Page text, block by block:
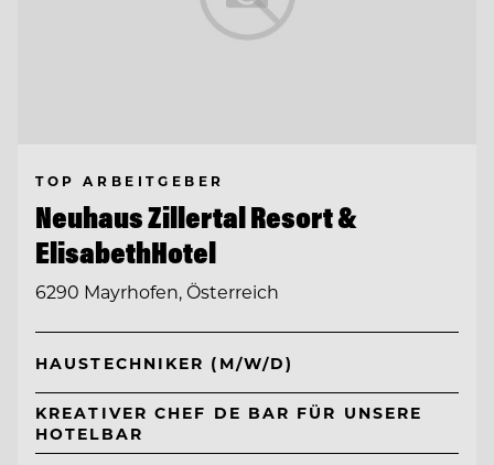
TOP ARBEITGEBER
Neuhaus Zillertal Resort &
ElisabethHotel
6290 Mayrhofen, Österreich
HAUSTECHNIKER (M/W/D)
KREATIVER CHEF DE BAR FÜR UNSERE
HOTELBAR